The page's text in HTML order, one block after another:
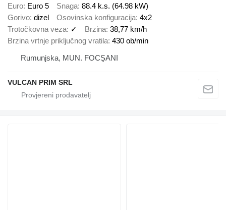
Euro Euro 5 Snaga 88.4 k.s. (64.98 kW)
Gorivo dizel Osovinska konfiguracija 4x2
Trotočkovna veza ✓ Brzina 38,77 km/h
Brzina vrtnje priključnog vratila 430 ob/min
Rumunjska, MUN. FOCŞANI
VULCAN PRIM SRL